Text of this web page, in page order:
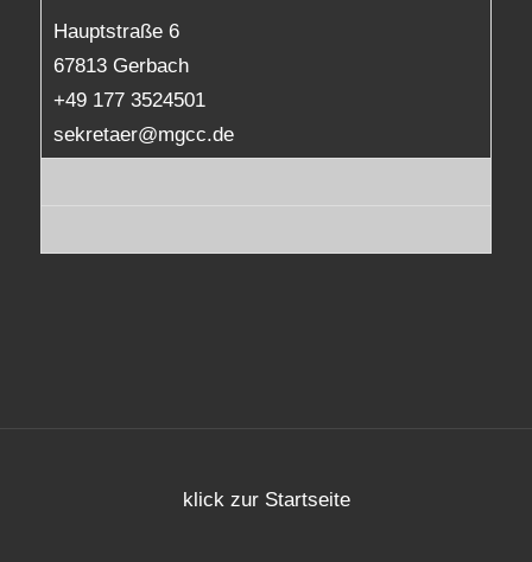
Hauptstraße 6
67813 Gerbach
+49 177 3524501
sekretaer@mgcc.de
klick zur Startseite